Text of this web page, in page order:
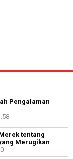
Pengalaman
tentang
Merugikan